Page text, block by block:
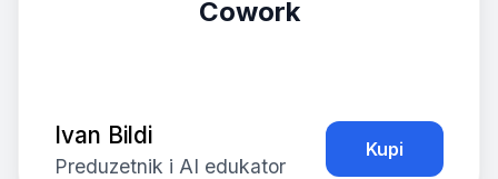
Cowork
Ivan Bildi
Preduzetnik i AI edukator
Kupi